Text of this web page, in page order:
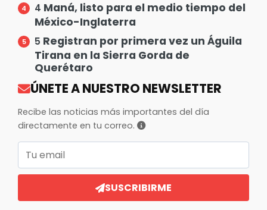
4 Maná, listo para el medio tiempo del
México-Inglaterra
5 Registran por primera vez un Águila
Tirana en la Sierra Gorda de
Querétaro
ÚNETE A NUESTRO NEWSLETTER
Recibe las noticias más importantes del día
directamente en tu correo.
SUSCRIBIRME